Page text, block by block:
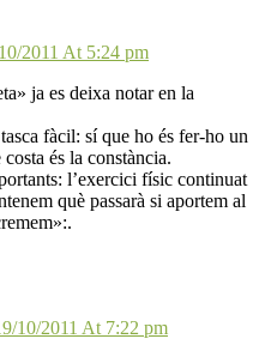
2011 At 5:24 pm
ja es deixa notar en la
fàcil: sí que ho és fer-ho un
és la constància.
l’exercici físic continuat
què passarà si aportem al
10/2011 At 7:22 pm